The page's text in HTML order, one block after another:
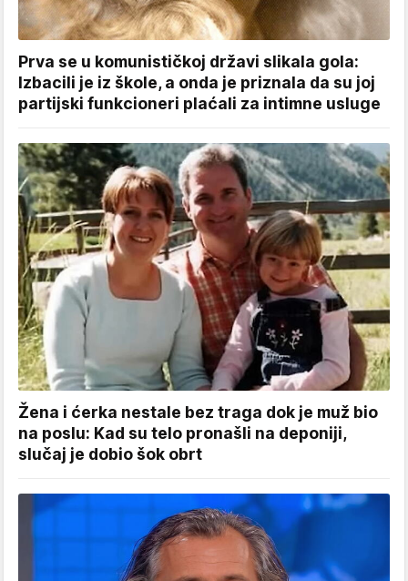
Prva se u komunističkoj državi slikala gola:
Izbacili je iz škole, a onda je priznala da su joj
partijski funkcioneri plaćali za intimne usluge
Žena i ćerka nestale bez traga dok je muž bio
na poslu: Kad su telo pronašli na deponiji,
slučaj je dobio šok obrt